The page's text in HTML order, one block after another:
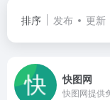
排序 发布 更新
快图网
快图网提供